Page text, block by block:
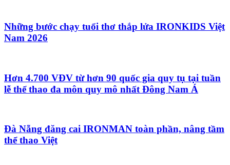
Những bước chạy tuổi thơ thắp lửa IRONKIDS Việt
Nam 2026
Hơn 4.700 VĐV từ hơn 90 quốc gia quy tụ tại tuần
lễ thể thao đa môn quy mô nhất Đông Nam Á
Đà Nẵng đăng cai IRONMAN toàn phần, nâng tầm
thể thao Việt